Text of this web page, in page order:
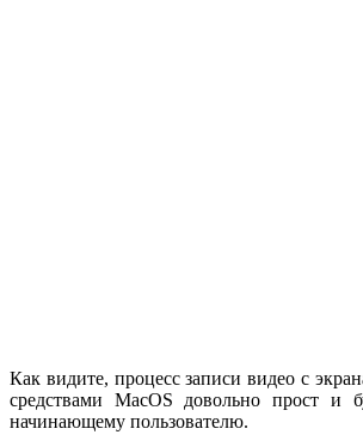
Как видите, процесс записи видео с
средствами MacOS довольно прост и
начинающему пользователю.